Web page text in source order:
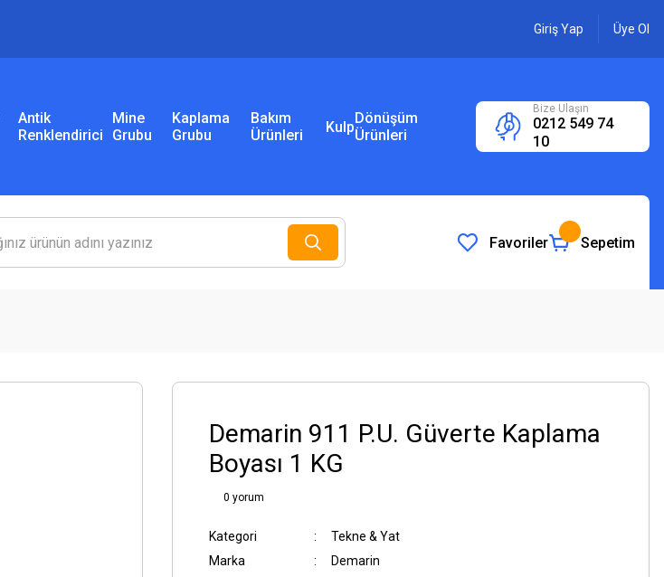
Giriş Yap Üye Ol
Antik
Renklendirici
Mine
Grubu
Kaplama
Grubu
Bakım
Ürünleri
KulpDönüşüm
Ürünleri
Bize Ulaşın
0212 549 74
10
Favoriler Sepetim
Demarin 911 P.U. Güverte Kaplama
Boyası 1 KG
0 yorum
Kategori
Tekne & Yat
Marka
Demarin